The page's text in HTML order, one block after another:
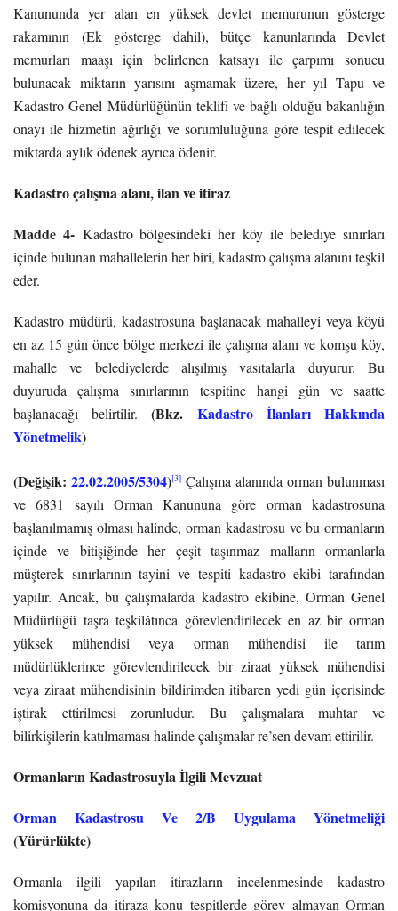
Kanununda yer alan en yüksek devlet memurunun gösterge
rakamının (Ek gösterge dahil), bütçe kanunlarında Devlet
memurları maaşı için belirlenen katsayı ile çarpımı sonucu
bulunacak miktarın yarısını aşmamak üzere, her yıl Tapu ve
Kadastro Genel Müdürlüğünün teklifi ve bağlı olduğu bakanlığın
onayı ile hizmetin ağırlığı ve sorumluluğuna göre tespit edilecek
miktarda aylık ödenek ayrıca ödenir.
Kadastro çalışma alanı, ilan ve itiraz
Madde 4- Kadastro bölgesindeki her köy ile belediye sınırları
içinde bulunan mahallelerin her biri, kadastro çalışma alanını teşkil
eder.
Kadastro müdürü, kadastrosuna başlanacak mahalleyi veya köyü
en az 15 gün önce bölge merkezi ile çalışma alanı ve komşu köy,
mahalle ve belediyelerde alışılmış vasıtalarla duyurur. Bu
duyuruda çalışma sınırlarının tespitine hangi gün ve saatte
başlanacağı belirtilir.(Bkz. Kadastro İlanları Hakkında
Yönetmelik)
(Değişik: 22.02.2005/5304)[3] Çalışma alanında orman bulunması
ve 6831 sayılı Orman Kanununa göre orman kadastrosuna
başlanılmamış olması halinde, orman kadastrosu ve bu ormanların
içinde ve bitişiğinde her çeşit taşınmaz malların ormanlarla
müşterek sınırlarının tayini ve tespiti kadastro ekibi tarafından
yapılır. Ancak, bu çalışmalarda kadastro ekibine, Orman Genel
Müdürlüğü taşra teşkilâtınca görevlendirilecek en az bir orman
yüksek mühendisi veya orman mühendisi ile tarım
müdürlüklerince görevlendirilecek bir ziraat yüksek mühendisi
veya ziraat mühendisinin bildirimden itibaren yedi gün içerisinde
iştirak ettirilmesi zorunludur. Bu çalışmalara muhtar ve
bilirkişilerin katılmaması halinde çalışmalar re’sen devam ettirilir.
Ormanların Kadastrosuyla İlgili Mevzuat
Orman Kadastrosu Ve 2/B Uygulama Yönetmeliği
(Yürürlükte)
Ormanla ilgili yapılan itirazların incelenmesinde kadastro
komisyonuna da itiraza konu tespitlerde görev almayan Orman